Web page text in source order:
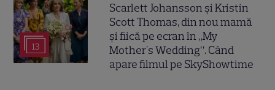
13
Scarlett Johansson și Kristin
Scott Thomas, din nou mamă
și fiică pe ecran în „My
Mother's Wedding”. Când
apare filmul pe SkyShowtime